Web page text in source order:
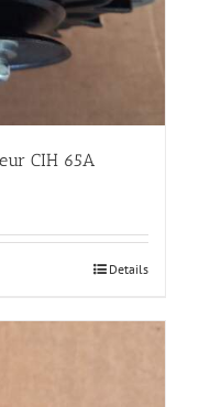
CIH 65A
Details